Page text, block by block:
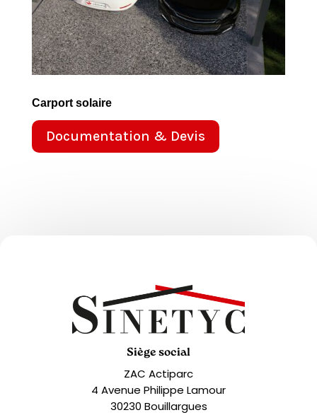
Carport solaire
Documentation & Devis
Siège social
ZAC Actiparc
4 Avenue Philippe Lamour
30230 Bouillargues